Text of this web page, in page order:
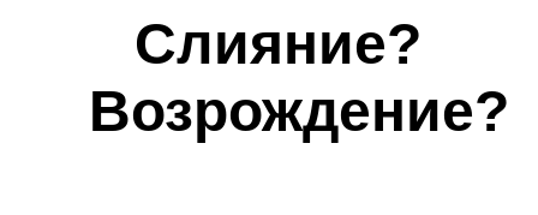
Слияние?
Возрождение?